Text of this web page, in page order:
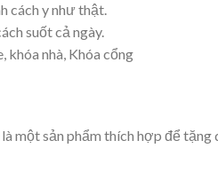
cách y như thật.
suốt cả ngày.
nhà, Khóa cổng
là một sản phẩm thích hợp để tặng